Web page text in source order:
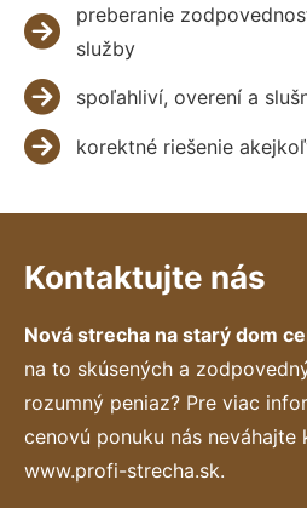
preberanie
služby
spoľahliví, overení a
korektné riešenie
Kontaktujte nás
Nová strecha na starý dom
na to skúsených a
rozumný peniaz? Pre viac
cenovú ponuku nás neváhajte
www.profi-strecha.sk.